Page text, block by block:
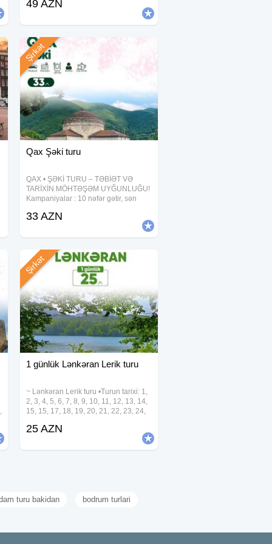
19, 20, 22, 23, 25, 26, 27, 29, 30
49 AZN
Qax Şəki turu
QAX • ŞƏKİ TURU – TƏBİƏT VƏ
TARİXİN MÖHTƏŞƏM UYĞUNLUĞU!
Kampaniyalar : 10 nəfər gətir, sən
uşaqlara 10% endirim Tələbələrə
Avqust Qiymət:
Şirkət
33 AZN
1 günlük Lənkəran Lerik turu
~ Lənkəran Lerik turu •Turun tarixi: 1,
2, 3, 4, 5, 6, 7, 8, 9, 10, 11, 12, 13, 14,
15, 15, 17, 18, 19, 20, 21, 22, 23, 24,
•Turun qiyməti: •Ekonom Paket: 25
Şirkət
25 AZN
turu bakidan bodrum turlari